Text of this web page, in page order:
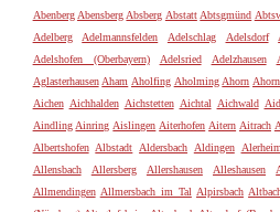
Abenberg Abensberg Absberg Abstatt Abtsgmünd
Adelberg
Adelmannsfelden Adelschlag Adelsdorf
Adelshofen (Oberbayern)
Adelsried Adelzhausen
Aglasterhausen Aham Aholfing Aholming Ahorn
Aichen Aichhalden Aichstetten Aichtal Aichwald
Aindling Ainring Aislingen Aiterhofen Aitern Aitrach
Albertshofen Albstadt Aldersbach Aldingen Alerheim
Allensbach
Allersberg Allershausen Alleshausen
Allmendingen Allmersbach im Tal Alpirsbach